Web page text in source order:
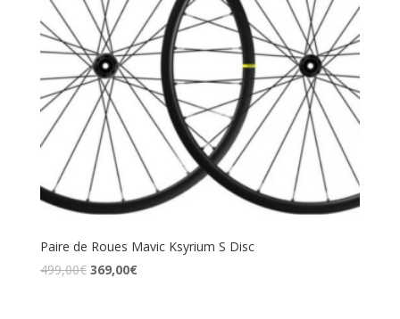
Paire de Roues Mavic Ksyrium S Disc
499,00€ 369,00€